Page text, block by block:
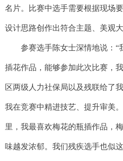
名片。比赛中选手需要根据现场
设计思路创作出符合主题、美观
参赛选手陈女士深情地说：
插花作品，能够参加此次比赛，
区两级人力社保局以及残联给了
我在竞赛中精进技艺、提升审美
里，我最喜欢梅花的瓶插作品，
味越发浓郁。我们残疾选手也似